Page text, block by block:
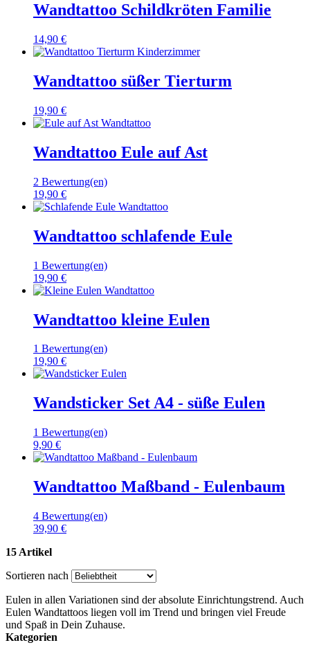
Wandtattoo Schildkröten Familie
14,90 €
Wandtattoo süßer Tierturm
19,90 €
Wandtattoo Eule auf Ast
2 Bewertung(en)
19,90 €
Wandtattoo schlafende Eule
1 Bewertung(en)
19,90 €
Wandtattoo kleine Eulen
1 Bewertung(en)
19,90 €
Wandsticker Set A4 - süße Eulen
1 Bewertung(en)
9,90 €
Wandtattoo Maßband - Eulenbaum
4 Bewertung(en)
39,90 €
15 Artikel
Sortieren nach
Eulen in allen Variationen sind der absolute Einrichtungstrend. Auch
Eulen Wandtattoos liegen voll im Trend und bringen viel Freude
und Spaß in Dein Zuhause.
Kategorien